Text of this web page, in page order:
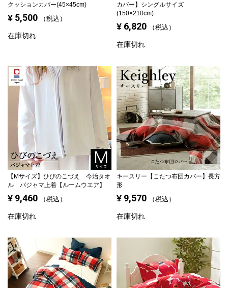
クッションカバー(45×45cm)
¥ 5,500 税込
在庫切れ
カバー】シングルサイズ
(150×210cm)
¥ 6,820 税込
在庫切れ
【Mサイズ】 ひびのこづえ 今治タオ
ル パジャマ上着【ルームウエア】
¥ 9,460 税込
在庫切れ
キースリー【こたつ布団カバー】長方
形
¥ 9,570 税込
在庫切れ